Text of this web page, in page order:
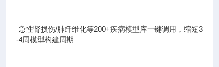
急性肾损伤/肺纤维化等200+疾病模型库一键调用，缩短3
-4周模型构建周期